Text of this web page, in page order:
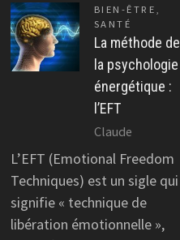
BIEN-ÊTRE ,
SANTÉ
La méthode de
la psychologie
énergétique :
l’EFT
Claude
L’EFT (Emotional Freedom
Techniques) est un sigle qui
signifie « technique de
libération émotionnelle »,